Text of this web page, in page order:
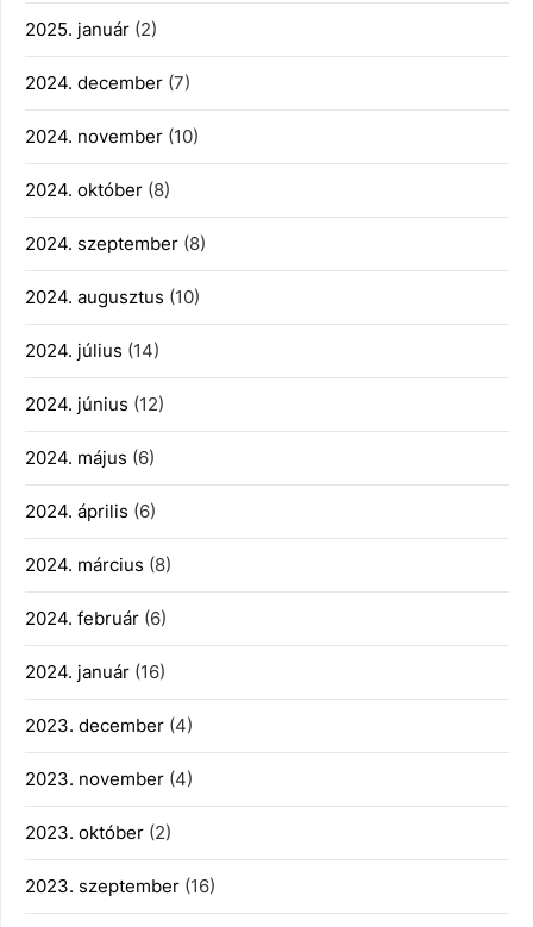
2025. január (2)
2024. december (7)
2024. november (10)
2024. október (8)
2024. szeptember (8)
2024. augusztus (10)
2024. július (14)
2024. június (12)
2024. május (6)
2024. április (6)
2024. március (8)
2024. február (6)
2024. január (16)
2023. december (4)
2023. november (4)
2023. október (2)
2023. szeptember (16)